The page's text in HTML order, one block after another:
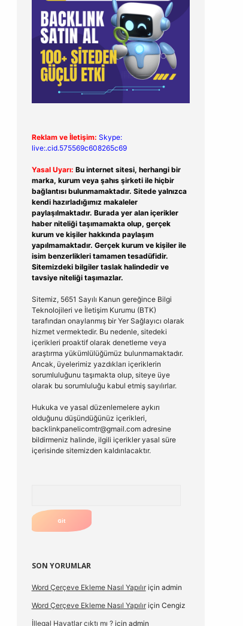
Reklam ve İletişim: Skype:
live:.cid.575569c608265c69
Yasal Uyarı: Bu internet sitesi, herhangi bir
marka, kurum veya şahıs şirketi ile hiçbir
bağlantısı bulunmamaktadır. Sitede yalnızca
kendi hazırladığımız makaleler
paylaşılmaktadır. Burada yer alan içerikler
haber niteliği taşımamakta olup, gerçek
kurum ve kişiler hakkında paylaşım
yapılmamaktadır. Gerçek kurum ve kişiler ile
isim benzerlikleri tamamen tesadüfidir.
Sitemizdeki bilgiler taslak halindedir ve
tavsiye niteliği taşımazlar.
Sitemiz, 5651 Sayılı Kanun gereğince Bilgi
Teknolojileri ve İletişim Kurumu (BTK)
tarafından onaylanmış bir Yer Sağlayıcı olarak
hizmet vermektedir. Bu nedenle, sitedeki
içerikleri proaktif olarak denetleme veya
araştırma yükümlülüğümüz bulunmamaktadır.
Ancak, üyelerimiz yazdıkları içeriklerin
sorumluluğunu taşımakta olup, siteye üye
olarak bu sorumluluğu kabul etmiş sayılırlar.
Hukuka ve yasal düzenlemelere aykırı
olduğunu düşündüğünüz içerikleri,
backlinkpanelicomtr@gmail.comadresine
bildirmeniz halinde, ilgili içerikler yasal süre
içerisinde sitemizden kaldırılacaktır.
SON YORUMLAR
Word Çerçeve Ekleme Nasıl Yapılıriçin admin
Word Çerçeve Ekleme Nasıl Yapılıriçin Cengiz
İllegal Hayatlar çıktı mı ?için admin